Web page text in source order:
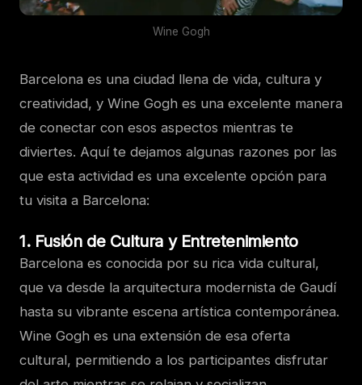
Wine Gogh
Barcelona es una ciudad llena de vida, cultura y
creatividad, y Wine Gogh es una excelente manera
de conectar con esos aspectos mientras te
diviertes. Aquí te dejamos algunas razones por las
que esta actividad es una excelente opción para
tu visita a Barcelona:
1. Fusión de Cultura y Entretenimiento
Barcelona es conocida por su rica vida cultural,
que va desde la arquitectura modernista de Gaudí
hasta su vibrante escena artística contemporánea.
Wine Gogh es una extensión de esa oferta
cultural, permitiendo a los participantes disfrutar